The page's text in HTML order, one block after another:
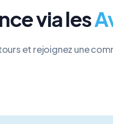
via les
et rejoignez une